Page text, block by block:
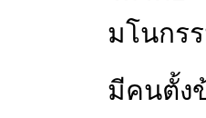
มโนกร
มีคนตั้ง